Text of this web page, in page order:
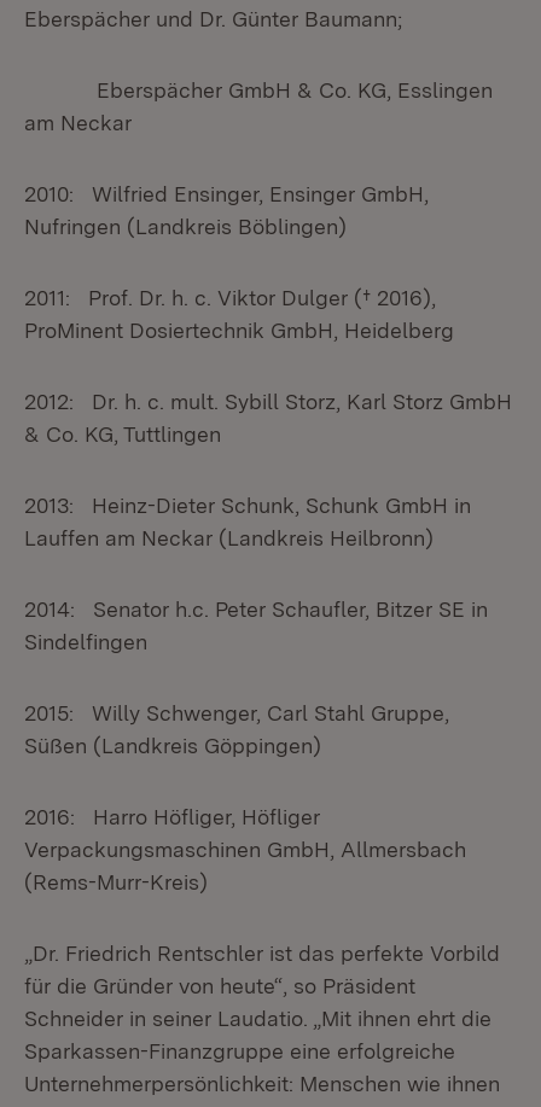
Eberspächer und Dr. Günter Baumann;
Eberspächer GmbH & Co. KG, Esslingen
am Neckar
2010: Wilfried Ensinger, Ensinger GmbH,
Nufringen (Landkreis Böblingen)
2011: Prof. Dr. h. c. Viktor Dulger († 2016),
ProMinent Dosiertechnik GmbH, Heidelberg
2012: Dr. h. c. mult. Sybill Storz, Karl Storz GmbH
& Co. KG, Tuttlingen
2013: Heinz-Dieter Schunk, Schunk GmbH in
Lauffen am Neckar (Landkreis Heilbronn)
2014: Senator h.c. Peter Schaufler, Bitzer SE in
Sindelfingen
2015: Willy Schwenger, Carl Stahl Gruppe,
Süßen (Landkreis Göppingen)
2016: Harro Höfliger, Höfliger
Verpackungsmaschinen GmbH, Allmersbach
(Rems-Murr-Kreis)
„Dr. Friedrich Rentschler ist das perfekte Vorbild
für die Gründer von heute“, so Präsident
Schneider in seiner Laudatio. „Mit ihnen ehrt die
Sparkassen-Finanzgruppe eine erfolgreiche
Unternehmerpersönlichkeit: Menschen wie ihnen